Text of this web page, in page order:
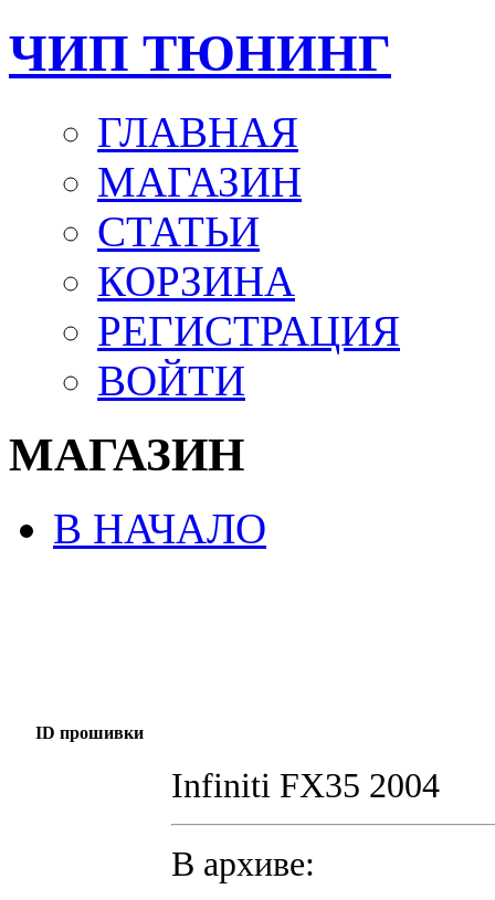
ЧИП ТЮНИНГ
ГЛАВНАЯ
МАГАЗИН
СТАТЬИ
КОРЗИНА
РЕГИСТРАЦИЯ
ВОЙТИ
МАГАЗИН
В НАЧАЛО
ID прошивки
Infiniti FX35 2004
В архиве: